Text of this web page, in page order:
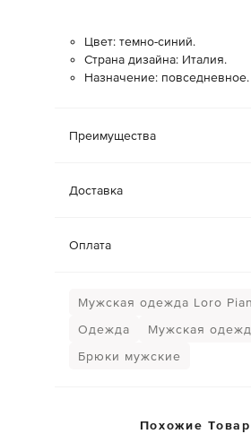
Цвет: темно-синий.
Страна дизайна: Италия.
Назначение: повседневное.
Преимущества
Доставка
Оплата
Мужская одежда Loro
Одежда
Мужская
Брюки мужские
Похожие